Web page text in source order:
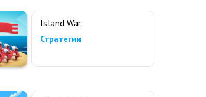
Island War
Стратегии